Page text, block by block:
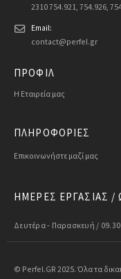
2310 754.921, 754.926,
Email:
contact@perfel.gr
ΠΡΟΦΙΛ
Η Εταιρεία μας
ΠΛΗΡΟΦΟΡΙΕΣ
Επικοινωνήστε μαζί μας
ΗΜΕΡΕΣ ΕΡΓΑΣΙΑΣ /
Δευτέρα - Παρασκευή / 09.30
© Perfel.GR 2025. Όλα τα